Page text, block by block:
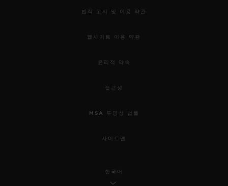
법적 고지 및 이용 약관
웹사이트 이용 약관
윤리적 약속
접근성
MSA 투명성 법률
사이트맵
한국어